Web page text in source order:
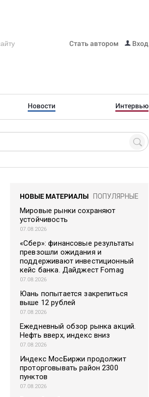
Стать автором Вход
Новости Интервью
НОВЫЕ МАТЕРИАЛЫ ПОПУЛЯРНЫЕ
Мировые рынки сохраняют
устойчивость
07.08.2026
«Сбер»: финансовые результаты
превзошли ожидания и
поддерживают инвестиционный
кейс банка. Дайджест Fomag
07.08.2026
Юань попытается закрепиться
выше 12 рублей
07.08.2026
Ежедневный обзор рынка акций.
Нефть вверх, индекс вниз
07.08.2026
Индекс МосБиржи продолжит
проторговывать район 2300
пунктов
07.08.2026